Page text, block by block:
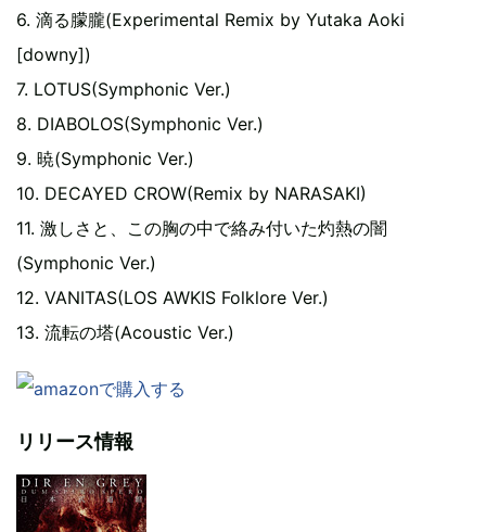
6. 滴る朦朧(Experimental Remix by Yutaka Aoki
[downy])
7. LOTUS(Symphonic Ver.)
8. DIABOLOS(Symphonic Ver.)
9. 暁(Symphonic Ver.)
10. DECAYED CROW(Remix by NARASAKI)
11. 激しさと、この胸の中で絡み付いた灼熱の闇
(Symphonic Ver.)
12. VANITAS(LOS AWKIS Folklore Ver.)
13. 流転の塔(Acoustic Ver.)
リリース情報